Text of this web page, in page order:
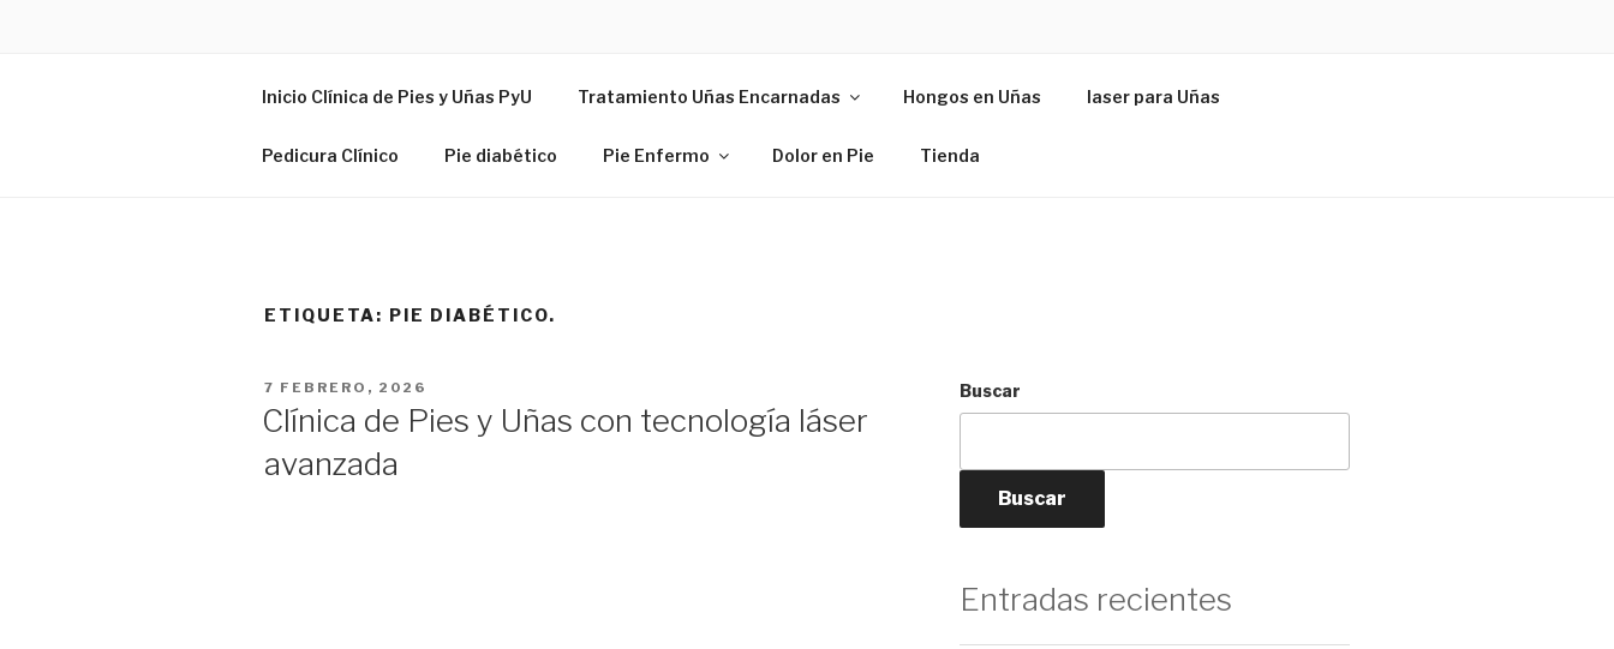
CLINICADEPIESYUÑAS.COM
Inicio Clínica de Pies y Uñas PyU Tratamiento Uñas Encarnadas Hongos en Uñas laser para Uñas
Pedicura Clínico Pie diabético Pie Enfermo Dolor en Pie Tienda
ETIQUETA: PIE DIABÉTICO.
7 FEBRERO, 2026
Clínica de Pies y Uñas con tecnología láser
avanzada
Buscar
Buscar
Entradas recientes